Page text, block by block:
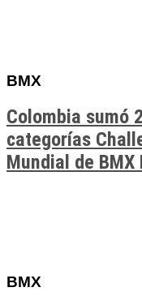
BMX
Colombia sumó
categorías
Mundial de BMX
BMX